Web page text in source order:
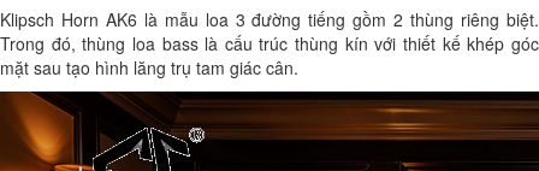
Klipsch Horn AK6 là mẫu loa 3 đường tiếnggồm 2 thùng riêng biệt.
Trong đó, thùng loa bass là cấu trúc thùng kín với thiết kế khép góc
mặt sau tạo hình lăng trụ tam giác cân.